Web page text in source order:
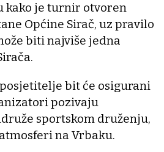
kako je turnir otvoren
Općine Sirač, uz pravilo
biti najviše jedna
bit će osigurani
pozivaju
sportskom druženju,
na Vrbaku.